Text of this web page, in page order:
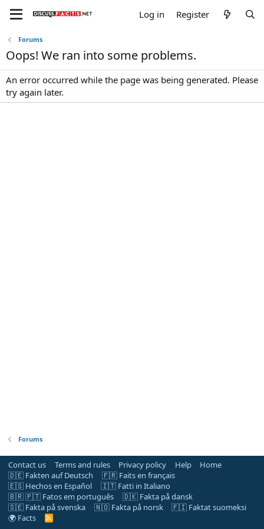
Log in Register
Forums
Oops! We ran into some problems.
An error occurred while the page was being generated. Please
try again later.
Forums
Contact us Terms and rules Privacy policy Help
Home
🇩🇪 Fakten auf Deutsch
🇫🇷 Faits en français
🇪🇸 Hechos en Español
🇮🇹 Fatti in Italiano
🇧🇷 🇵🇹 Fatos em português
🇩🇰 Fakta på dansk
🇸🇪 Fakta på svenska
🇳🇴 Fakta på norsk
🇫🇮 Faktat suomeksi
🌍 Facts
R